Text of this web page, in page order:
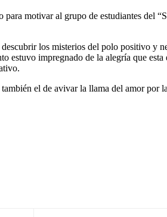
motivar al grupo de estudiantes del
los misterios del polo positivo y
impregnado de la alegría que
el de avivar la llama del amor por